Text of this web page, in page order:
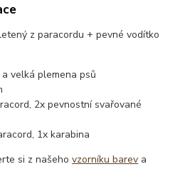
z paracordu + pevné vodítko
velká plemena psů
2x pevnostní svařované
1x karabina
si z našehovzorníku barev a